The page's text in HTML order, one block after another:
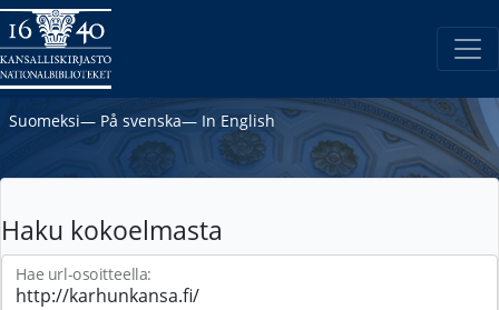
Suomeksi― På svenska― In English
Haku kokoelmasta
Hae url-osoitteella: